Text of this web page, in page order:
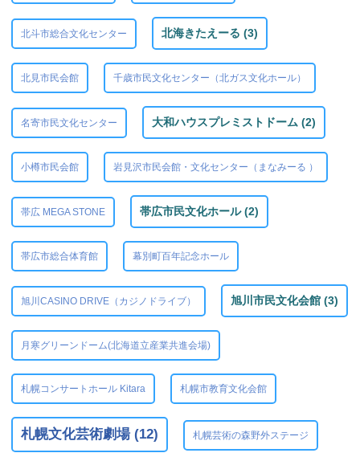
北斗市総合文化センター 北海きたえーる (3)
北見市民会館 千歳市民文化センター（北ガス文化ホール）
名寄市民文化センター 大和ハウスプレミストドーム (2)
小樽市民会館 岩見沢市民会館・文化センター（まなみーる ）
帯広 MEGA STONE 帯広市民文化ホール (2)
帯広市総合体育館 幕別町百年記念ホール
旭川CASINO DRIVE（カジノドライブ） 旭川市民文化会館 (3)
月寒グリーンドーム(北海道立産業共進会場)
札幌コンサートホール Kitara 札幌市教育文化会館
札幌文化芸術劇場 (12) 札幌芸術の森野外ステージ